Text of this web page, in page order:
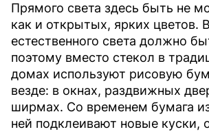
Прямого света здесь быть не
как и открытых, ярких цветов.
естественного света должно
поэтому вместо стекол в
домах используют рисовую
везде: в окнах, раздвижных
ширмах. Со временем бумага
ней подклеивают новые куски,